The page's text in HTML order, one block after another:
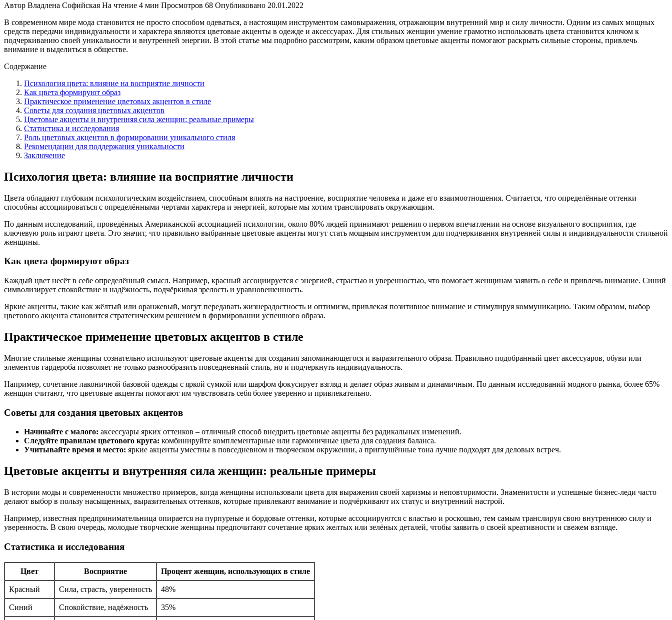
Автор Владлена Софийская На чтение 4 мин Просмотров 68 Опубликовано 20.01.2022
В современном мире мода становится не просто способом одеваться, а настоящим инструментом самовыражения, отражающим внутренний мир и силу личности. Одним из самых мощных
средств передачи индивидуальности и характера являются цветовые акценты в одежде и аксессуарах. Для стильных женщин умение грамотно использовать цвета становится ключом к
подчеркиванию своей уникальности и внутренней энергии. В этой статье мы подробно рассмотрим, каким образом цветовые акценты помогают раскрыть сильные стороны, привлечь
внимание и выделиться в обществе.
Содержание
Психология цвета: влияние на восприятие личности
Как цвета формируют образ
Практическое применение цветовых акцентов в стиле
Советы для создания цветовых акцентов
Цветовые акценты и внутренняя сила женщин: реальные примеры
Статистика и исследования
Роль цветовых акцентов в формировании уникального стиля
Рекомендации для поддержания уникальности
Заключение
Психология цвета: влияние на восприятие личности
Цвета обладают глубоким психологическим воздействием, способным влиять на настроение, восприятие человека и даже его взаимоотношения. Считается, что определённые оттенки
способны ассоциироваться с определёнными чертами характера и энергией, которые мы хотим транслировать окружающим.
По данным исследований, проведённых Американской ассоциацией психологии, около 80% людей принимают решения о первом впечатлении на основе визуального восприятия, где
ключевую роль играют цвета. Это значит, что правильно выбранные цветовые акценты могут стать мощным инструментом для подчеркивания внутренней силы и индивидуальности стильной
женщины.
Как цвета формируют образ
Каждый цвет несёт в себе определённый смысл. Например, красный ассоциируется с энергией, страстью и уверенностью, что помогает женщинам заявить о себе и привлечь внимание. Синий
символизирует спокойствие и надёжность, подчёркивая зрелость и уравновешенность.
Яркие акценты, такие как жёлтый или оранжевый, могут передавать жизнерадостность и оптимизм, привлекая позитивное внимание и стимулируя коммуникацию. Таким образом, выбор
цветового акцента становится стратегическим решением в формировании успешного образа.
Практическое применение цветовых акцентов в стиле
Многие стильные женщины сознательно используют цветовые акценты для создания запоминающегося и выразительного образа. Правильно подобранный цвет аксессуаров, обуви или
элементов гардероба позволяет не только разнообразить повседневный стиль, но и подчеркнуть индивидуальность.
Например, сочетание лаконичной базовой одежды с яркой сумкой или шарфом фокусирует взгляд и делает образ живым и динамичным. По данным исследований модного рынка, более 65%
женщин считают, что цветовые акценты помогают им чувствовать себя более уверенно и привлекательно.
Советы для создания цветовых акцентов
Начинайте с малого: аксессуары ярких оттенков – отличный способ внедрить цветовые акценты без радикальных изменений.
Следуйте правилам цветового круга: комбинируйте комплементарные или гармоничные цвета для создания баланса.
Учитывайте время и место: яркие акценты уместны в повседневном и творческом окружении, а приглушённые тона лучше подходят для деловых встреч.
Цветовые акценты и внутренняя сила женщин: реальные примеры
В истории моды и современности множество примеров, когда женщины использовали цвета для выражения своей харизмы и неповторимости. Знаменитости и успешные бизнес-леди часто
делают выбор в пользу насыщенных, выразительных оттенков, которые привлекают внимание и подчёркивают их статус и внутренний настрой.
Например, известная предпринимательница опирается на пурпурные и бордовые оттенки, которые ассоциируются с властью и роскошью, тем самым транслируя свою внутреннюю силу и
уверенность. В свою очередь, молодые творческие женщины предпочитают сочетание ярких желтых или зелёных деталей, чтобы заявить о своей креативности и свежем взгляде.
Статистика и исследования
Цвет Восприятие Процент женщин, использующих в стиле
Красный Сила, страсть, уверенность 48%
Синий Спокойствие, надёжность 35%